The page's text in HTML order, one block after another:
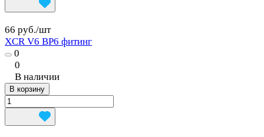
66 руб./шт
XCR V6 BP6 фитинг
0
0
В наличии
В корзину